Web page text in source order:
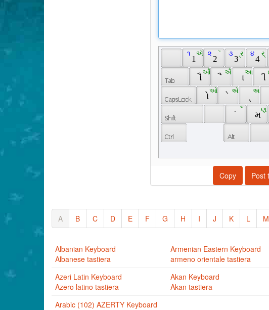
1
ઍ
૧
2
ૅ
૨
3
્ર
૩
4
ર્
૪
ૌ
ઔ
ૈ
ઐ
ા
આ
ી
ો
ઓ
ે
એ અ
ં
ઁ
મ
ણ
Copy Post
A B C D E F G H I J K L M
Albanian Keyboard
Albanese tastiera
Armenian Eastern Keyboard
armeno orientale tastiera
Azeri Latin Keyboard
Azero latino tastiera
Akan Keyboard
Akan tastiera
Arabic (102) AZERTY Keyboard